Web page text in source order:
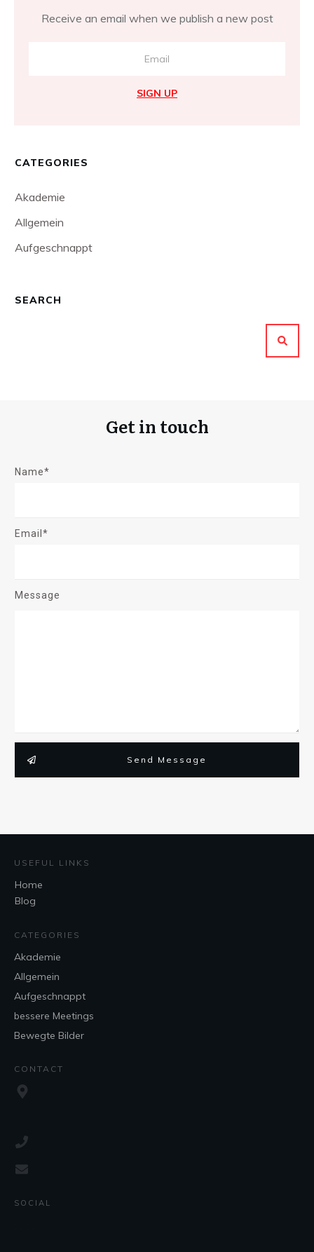
Receive an email when we publish a new post
SIGN UP
CATEGORIES
Akademie
Allgemein
Aufgeschnappt
SEARCH
Get in touch
Name*
Email*
Message
Send Message
USEFUL LINKS
Home
Blog
CATEGORIES
Akademie
Allgemein
Aufgeschnappt
bessere Meetings
Bewegte Bilder
CONTACT
SOCIAL